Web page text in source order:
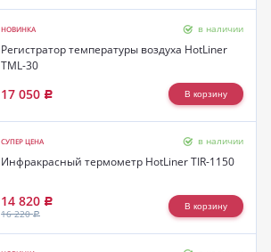
НОВИНКА в наличии
Регистратор температуры воздуха HotLiner
TML-30
17 050 Р
СУПЕР ЦЕНА в наличии
Инфракрасный термометр HotLiner TIR-1150
14 820 Р
16 220Р